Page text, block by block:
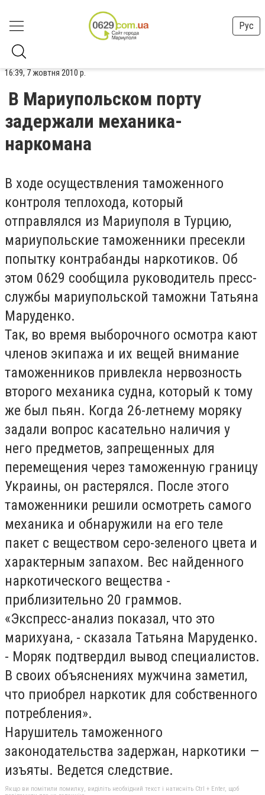
Рус
16:39, 7 жовтня 2010 р.
В Мариупольском порту
задержали механика-
наркомана
В ходе осуществления таможенного
контроля теплохода, который
отправлялся из Мариуполя в Турцию,
мариупольские таможенники пресекли
попытку контрабанды наркотиков. Об
этом 0629 сообщила руководитель пресс-
службы мариупольской таможни Татьяна
Маруденко.
Так, во время выборочного осмотра кают
членов экипажа и их вещей внимание
таможенников привлекла нервозность
второго механика судна, который к тому
же был пьян. Когда 26-летнему моряку
задали вопрос касательно наличия у
него предметов, запрещенных для
перемещения через таможенную границу
Украины, он растерялся. После этого
таможенники решили осмотреть самого
механика и обнаружили на его теле
пакет с веществом серо-зеленого цвета и
характерным запахом. Вес найденного
наркотического вещества -
приблизительно 20 граммов.
«Экспресс-анализ показал, что это
марихуана, - сказала Татьяна Маруденко.
- Моряк подтвердил вывод специалистов.
В своих объяснениях мужчина заметил,
что приобрел наркотик для собственного
потребления».
Нарушитель таможенного
законодательства задержан, наркотики —
изъяты. Ведется следствие.
Якщо ви помітили помилку, виділіть необхідний текст і натисніть Ctrl + Enter, щоб